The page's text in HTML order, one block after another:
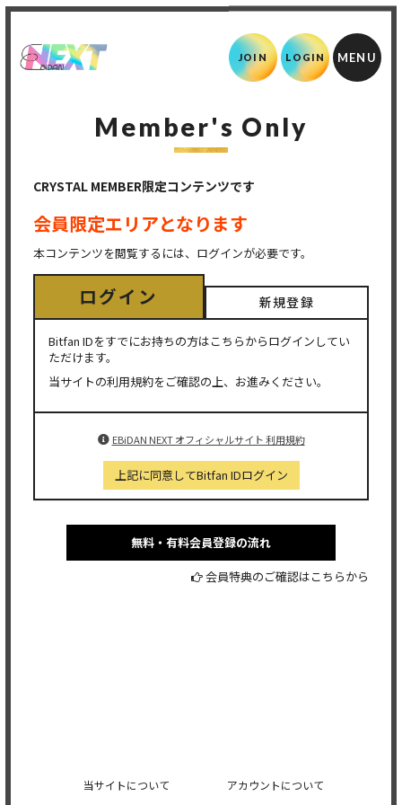
JOIN LOGIN
Member's Only
CRYSTAL MEMBER限定コンテンツです
会員限定エリアとなります
本コンテンツを閲覧するには、ログインが必要です。
ログイン 新規登録
Bitfan IDをすでにお持ちの方はこちらからログインしてい
ただけます。
当サイトの利用規約をご確認の上、お進みください。
EBiDAN NEXT オフィシャルサイト 利用規約
上記に同意してBitfan IDログイン
無料・有料会員登録の流れ
会員特典のご確認はこちらから
当サイトについて アカウントについて